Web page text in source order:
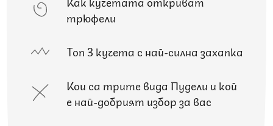
трюфели
Топ 3 кучета с най-силна захапка
Кои са трите вида Пудели и кой
е най-добрият избор за вас